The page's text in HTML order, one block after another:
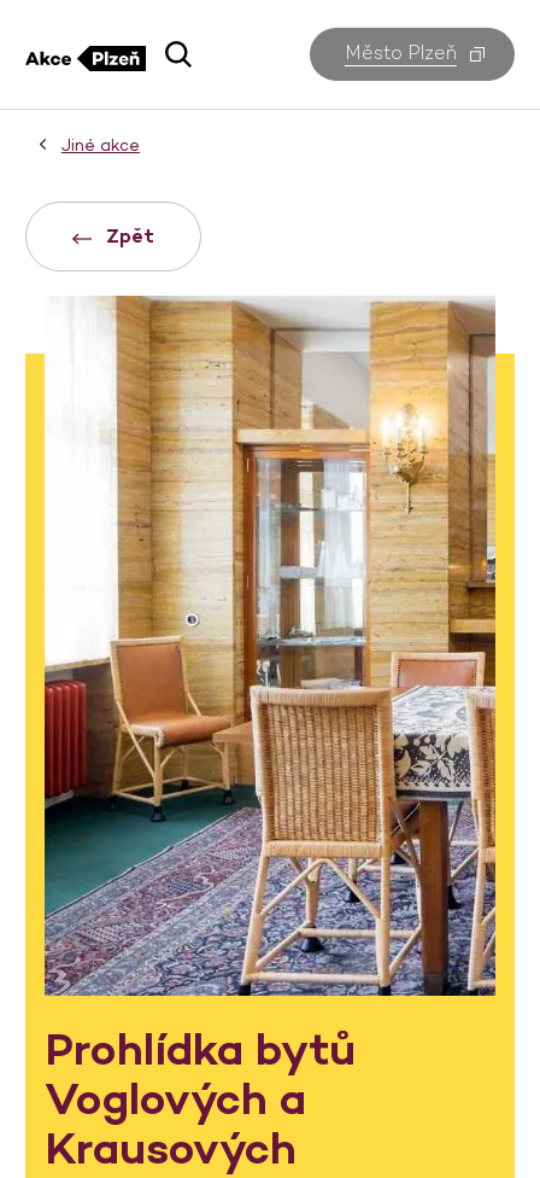
Město Plzeň
Jiné akce
Zpět
Prohlídka bytů
Voglových a
Krausových